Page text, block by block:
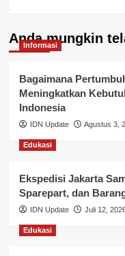
Kepegawaian & ASN
Kesehatan
Keuangan
Lalu Lintas
Layanan Publik
Nasional
Pemerintahan
Anda mungkin
Informasi
Bagaimana
Meningkatkan
Indonesia
IDN Update Agustus 3,
Edukasi
Ekspedisi Jakarta
Sparepart, dan
IDN Update Juli 12,
Edukasi